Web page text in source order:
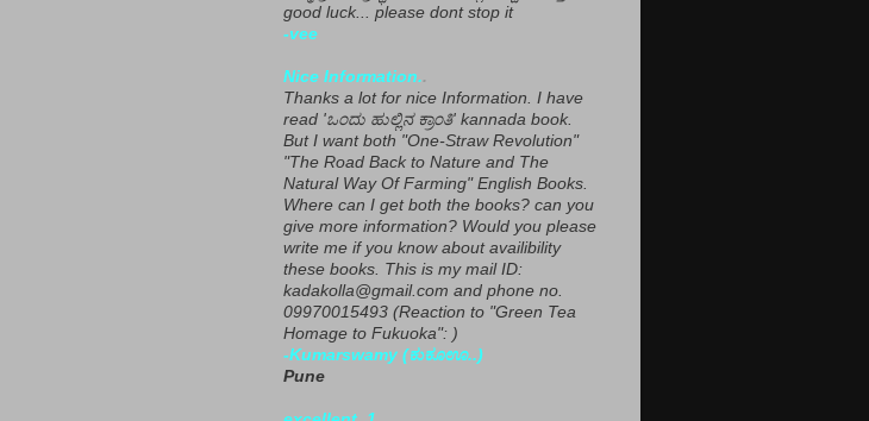
good luck... please dont stop it
-vee
Nice Information..
Thanks a lot for nice Information. I have
read 'ಒಂದು ಹುಲ್ಲಿನ ಕ್ರಾಂತಿ' kannada book.
But I want both "One-Straw Revolution"
"The Road Back to Nature and The
Natural Way Of Farming" English Books.
Where can I get both the books? can you
give more information? Would you please
write me if you know about availibility
these books. This is my mail ID:
kadakolla@gmail.com and phone no.
09970015493 (Reaction to "Green Tea
Homage to Fukuoka": )
-Kumarswamy (ಕುಕೂಊ..)
Pune